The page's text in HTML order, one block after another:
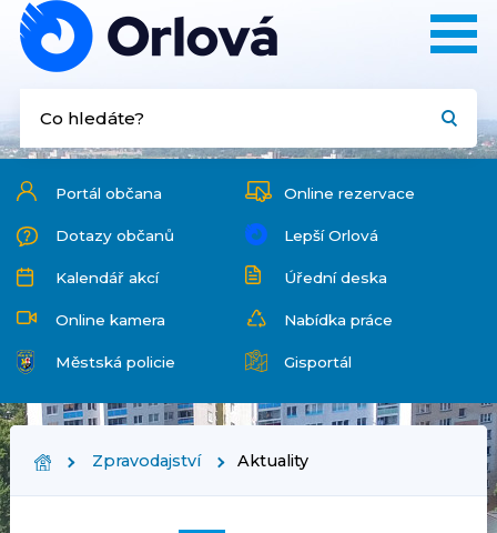
Portál občana Online rezervace
Dotazy občanů Lepší Orlová
Kalendář akcí Úřední deska
Online kamera Nabídka práce
Městská policie Gisportál
Zpravodajství Aktuality